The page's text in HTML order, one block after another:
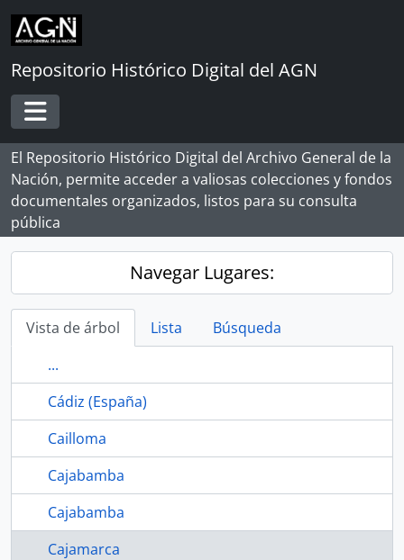
Skip to main content
Repositorio Histórico Digital del AGN
Toggle navigation
El Repositorio Histórico Digital del Archivo General de la
Nación, permite acceder a valiosas colecciones y fondos
documentales organizados, listos para su consulta
pública
Navegar Lugares:
Vista de árbol Lista
Búsqueda
...
Cádiz (España)
Cailloma
Cajabamba
Cajabamba
Cajamarca